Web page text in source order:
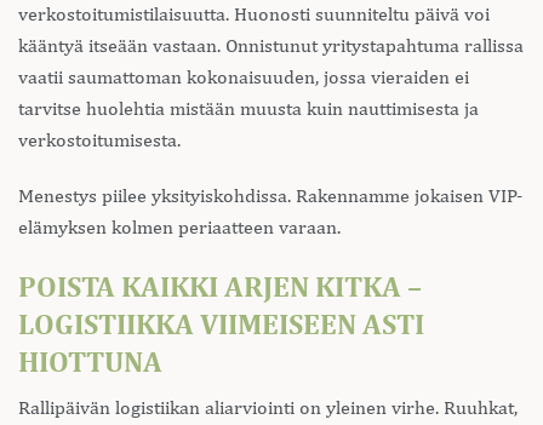
verkostoitumistilaisuutta. Huonosti suunniteltu päivä voi
kääntyä itseään vastaan. Onnistunut yritystapahtuma rallissa
vaatii saumattoman kokonaisuuden, jossa vieraiden ei
tarvitse huolehtia mistään muusta kuin nauttimisesta ja
verkostoitumisesta.
Menestys piilee yksityiskohdissa. Rakennamme jokaisen VIP-
elämyksen kolmen periaatteen varaan.
POISTA KAIKKI ARJEN KITKA –
LOGISTIIKKA VIIMEISEEN ASTI
HIOTTUNA
Rallipäivän logistiikan aliarviointi on yleinen virhe. Ruuhkat,